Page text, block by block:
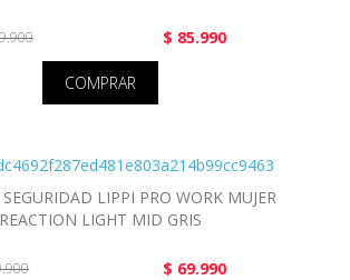
$ 85.990
COMPRAR
LIPPI PRO WORK MUJER
REACTION LIGHT MID GRIS
$ 69.990